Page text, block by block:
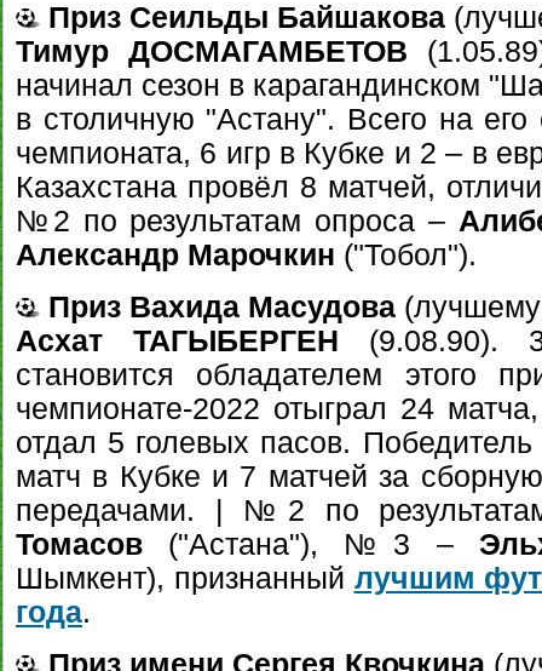
Приз Сеильды Байшакова
Тимур ДОСМАГАМБЕТОВ
начинал сезон в карагандинском
в столичную "Астану". Всего на его
чемпионата, 6 игр в Кубке и 2 – в
Казахстана провёл 8 матчей,
№2 по результатам опроса –
Александр Марочкин ("Тобол").
Приз Вахида Масудова
Асхат ТАГЫБЕРГЕН (9.08.90).
становится обладателем этого
чемпионате-2022 отыграл 24
отдал 5 голевых пасов.
матч в Кубке и 7 матчей за
передачами. | №2 по
Томасов ("Астана"), №3 –
Шымкент), признанный лучшим
года.
Приз имени Сергея Квочкина